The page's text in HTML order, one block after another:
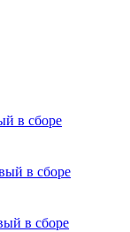
в сборе
в сборе
в сборе